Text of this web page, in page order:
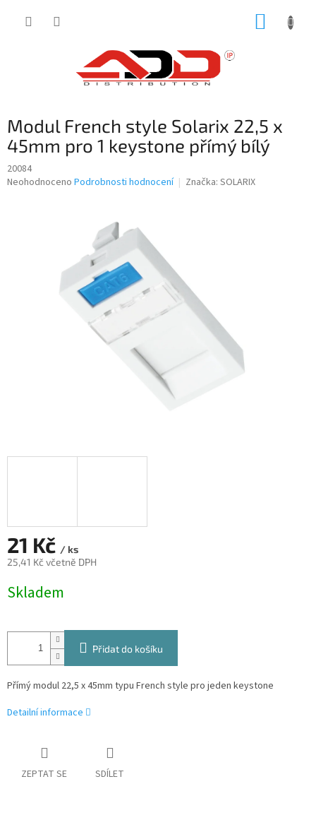
Modul French style Solarix 22,5 x
45mm pro 1 keystone přímý bílý
20084
Průměrné
Neohodnoceno Podrobnosti hodnocení Značka: SOLARIX
21 Kč / ks
25,41 Kč včetně DPH
cena:
Skladem
Přidat do košíku
Přímý modul 22,5 x 45mm typu French style pro jeden keystone
Detailní informace
ZEPTAT SE SDÍLET